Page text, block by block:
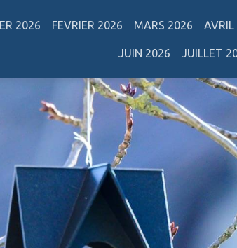
2026 FEVRIER 2026 MARS 2026
JUIN 2026 JUILLET